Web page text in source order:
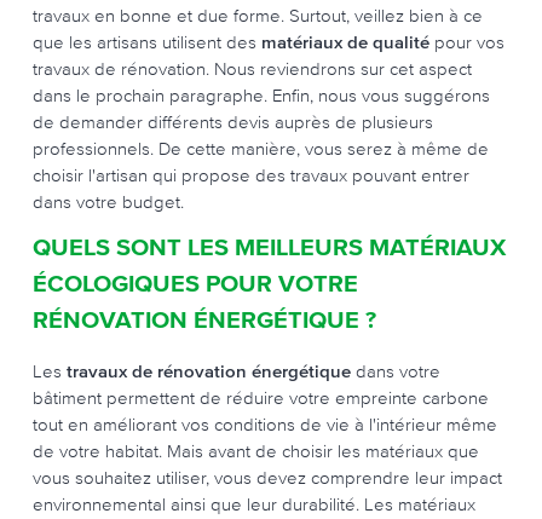
travaux en bonne et due forme. Surtout, veillez bien à ce
que les artisans utilisent des matériaux de qualité pour vos
travaux de rénovation. Nous reviendrons sur cet aspect
dans le prochain paragraphe. Enfin, nous vous suggérons
de demander différents devis auprès de plusieurs
professionnels. De cette manière, vous serez à même de
choisir l'artisan qui propose des travaux pouvant entrer
dans votre budget.
QUELS SONT LES MEILLEURS MATÉRIAUX
ÉCOLOGIQUES POUR VOTRE
RÉNOVATION ÉNERGÉTIQUE ?
Les travaux de rénovation énergétique dans votre
bâtiment permettent de réduire votre empreinte carbone
tout en améliorant vos conditions de vie à l'intérieur même
de votre habitat. Mais avant de choisir les matériaux que
vous souhaitez utiliser, vous devez comprendre leur impact
environnemental ainsi que leur durabilité. Les matériaux